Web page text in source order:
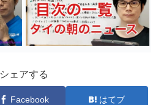
シェアする
Facebook はてブ